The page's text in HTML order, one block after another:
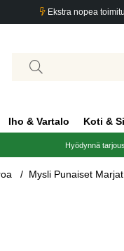
Ekstra nopea
Iho & Vartalo Koti &
Hyödynnä
Mysli Punaiset